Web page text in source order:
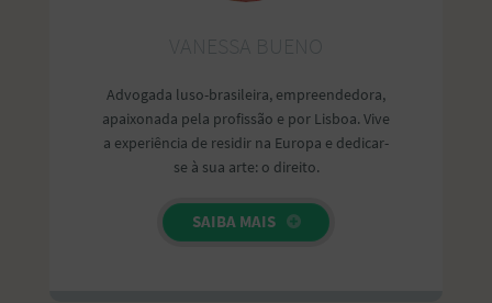
Advogada luso-brasileira, empreendedora,
apaixonada pela profissão e por Lisboa. Vive
a experiência de residir na Europa e dedicar-
se à sua arte: o direito.
SAIBA MAIS